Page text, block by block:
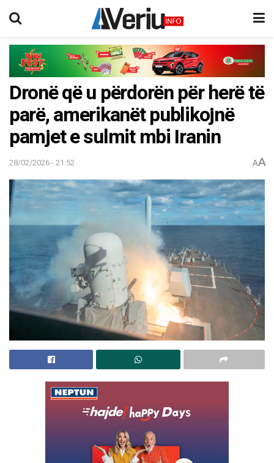
Dronë që u përdorën për herë të
parë, amerikanët publikojnë
pamjet e sulmit mbi Iranin
28/02/2026 - 21:52 AA